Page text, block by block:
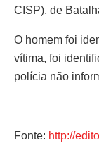
CISP), de
O homem foi
vítima, foi
polícia não
Fonte: http://